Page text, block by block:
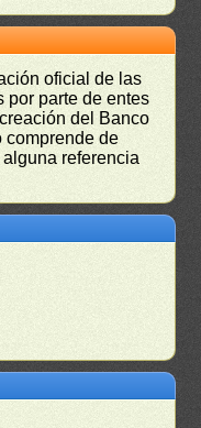
oficial de las
por parte de entes
del Banco
comprende de
referencia